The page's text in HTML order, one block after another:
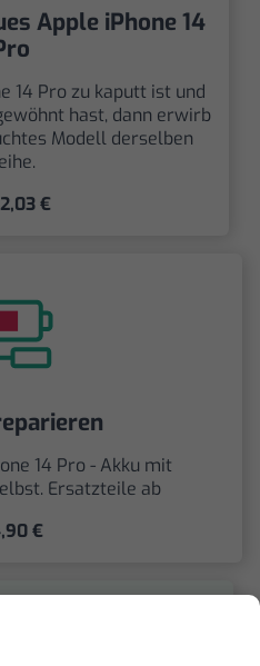
Apple iPhone 14
14 Pro zu kaputt ist und
hast, dann erwirb
Modell derselben
€
14 Pro - Akku mit
Ersatzteile ab
€